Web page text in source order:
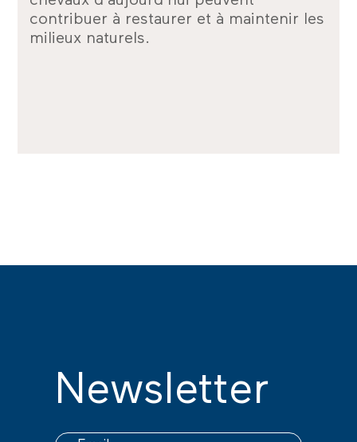
contribuer à restaurer et à maintenir les
milieux naturels.
Newsletter